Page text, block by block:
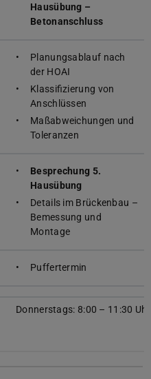
Hausübung –
Betonanschluss
Planungsablauf nach
der HOAI
Klassifizierung von
Anschlüssen
Maßabweichungen und
Toleranzen
Besprechung 5.
Hausübung
Details im Brückenbau –
Bemessung und
Montage
Puffertermin
Donnerstags: 8:00 – 11:30 Uhr